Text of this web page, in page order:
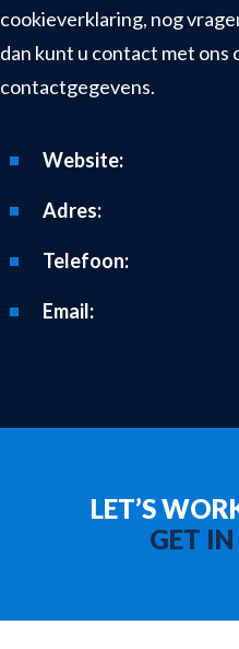
cookieverklaring, nog
dan kunt u contact met ons
contactgegevens.
Website:
Adres:
Telefoon:
Email:
LET’S
GET